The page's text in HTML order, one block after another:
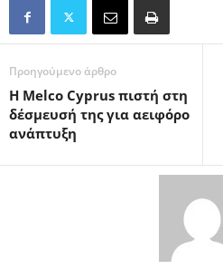
Προηγούμενο άρθρο
Η Melco Cyprus πιστή στη
δέσμευσή της για αειφόρο
ανάπτυξη